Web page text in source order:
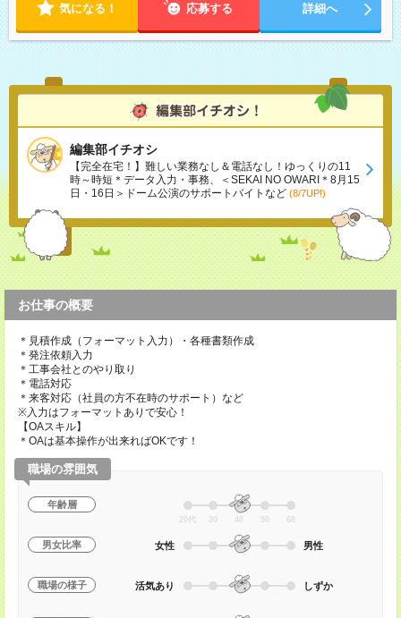
気になる！ 応募する 詳細へ
編集部イチオシ
【完全在宅！】難しい業務なし＆電話なし！ゆっくりの11
時～時短＊データ入力・事務、＜SEKAI NO OWARI＊8月15
日・16日＞ドーム公演のサポートバイトなど (8/7UP!)
お仕事の概要
＊見積作成（フォーマット入力）・各種書類作成
＊発注依頼入力
＊工事会社とのやり取り
＊電話対応
＊来客対応（社員の方不在時のサポート）など
※入力はフォーマットありで安心！
【OAスキル】
＊OAは基本操作が出来ればOKです！
職場の雰囲気
年齢層
20代 30 40 50 60
男女比率 女性 男性
職場の様子 活気あり しずか